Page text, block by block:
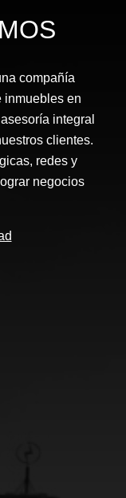
compañía
inmuebles en
integral
clientes.
redes y
negocios